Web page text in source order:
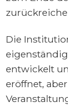
Die
entwickelt
eröffnet,